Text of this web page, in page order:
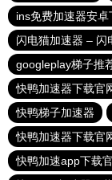
ins免费加速器安卓
闪电猫加速器 – 闪
googleplay梯子推
快鸭加速器下载官
快鸭梯子加速器
快鸭加速器下载官
快鸭加速app下载